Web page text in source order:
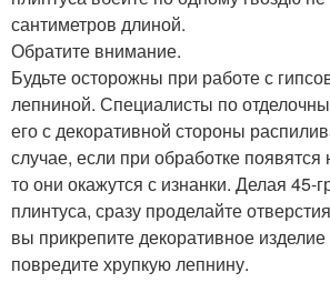
сантиметров длиной.
Обратите внимание.
Будьте осторожны при работе с
лепниной. Специалисты по
его с декоративной стороны
случае, если при обработке
то они окажутся с изнанки. Делая 45-
плинтуса, сразу проделайте
вы прикрепите декоративное изделие
повредите хрупкую лепнину.